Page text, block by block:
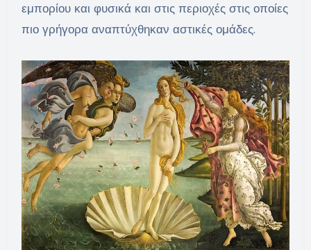
εμπορίου και φυσικά και στις περιοχές στις οποίες
πιο γρήγορα αναπτύχθηκαν αστικές ομάδες.